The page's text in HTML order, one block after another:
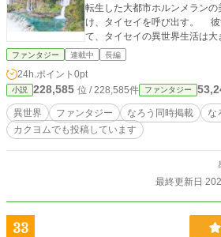
転生した大都市ホルンメラン
け、タイセイを呼び出す。 彼女との出会いをきっかけとし
て、タイセイの異世界生活は
やがてタイセイの数奇な運命は
ファンタジー 連載中 長編
24h.ポイント 0pt
小説 228,585 位 / 228,585件 ファンタジー
異世界 ファンタジー なろう同時掲載 な
カクヨムでも投稿しています
最終更新日
33